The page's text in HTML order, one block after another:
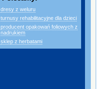
dresy z weluru
turnusy rehabilitacyjne dla dzieci
producent opakowań foliowych z
nadrukiem
sklep z herbatami